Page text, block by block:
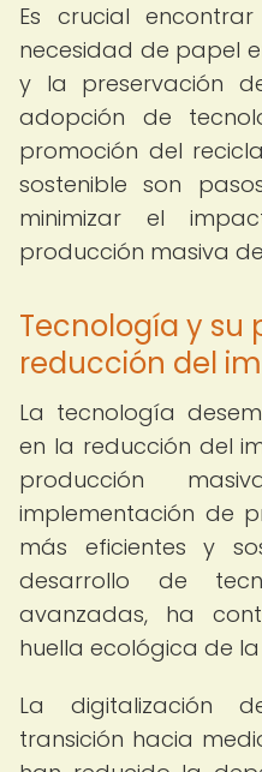
Es crucial
necesidad de papel
y la preservación
adopción de
promoción del
sostenible son
minimizar el
producción masiva
Tecnología y su
reducción del
La tecnología
en la reducción del
producción
implementación de
más eficientes y
desarrollo de
avanzadas, ha
huella ecológica de
La digitalización
transición hacia